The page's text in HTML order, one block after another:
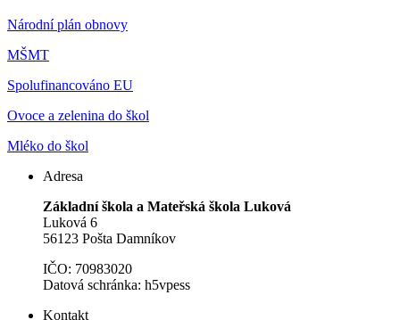
Národní plán obnovy
MŠMT
Spolufinancováno EU
Ovoce a zelenina do škol
Mléko do škol
Adresa
Základní škola a Mateřská škola Luková
Luková 6
56123 Pošta Damníkov
IČO: 70983020
Datová schránka: h5vpess
Kontakt